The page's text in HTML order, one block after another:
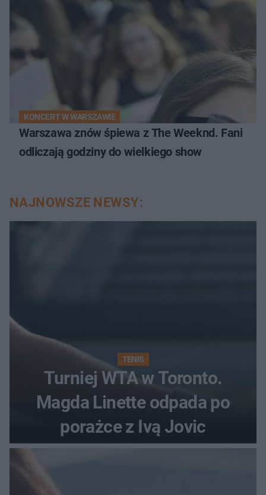
KONCERT W WARSZAWIE
Warszawa znów śpiewa z The Weeknd. Fani
odliczają godziny do wielkiego show
NAJNOWSZE NEWSY:
TENIS
Turniej WTA w Toronto.
Magda Linette odpada po
porażce z Ivą Jovic